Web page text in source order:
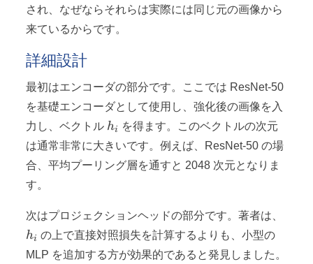
され、なぜならそれらは実際には同じ元の画像から
来ているからです。
詳細設計
最初はエンコーダの部分です。ここでは ResNet-50
を基礎エンコーダとして使用し、強化後の画像を入
力し、ベクトル h_i
hi
を得ます。このベクトルの次元
は通常非常に大きいです。例えば、ResNet-50 の場
合、平均プーリング層を通すと 2048 次元となりま
す。
次はプロジェクションヘッドの部分です。著者は、
hi の上で直接対照損失を計算するよりも、小型の
MLP を追加する方が効果的であると発見しました。